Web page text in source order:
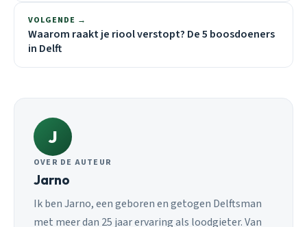
VOLGENDE →
Waarom raakt je riool verstopt? De 5 boosdoeners
in Delft
J
OVER DE AUTEUR
Jarno
Ik ben Jarno, een geboren en getogen Delftsman
met meer dan 25 jaar ervaring als loodgieter. Van